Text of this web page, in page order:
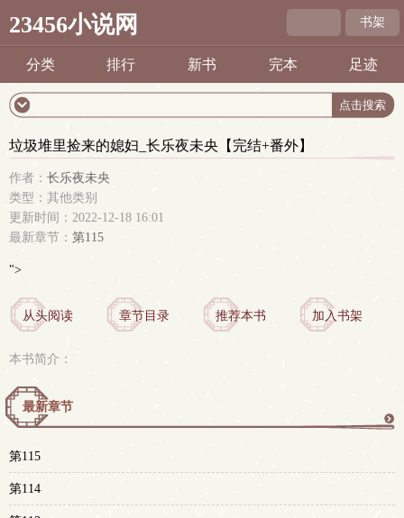
23456小说网 书架
分类 排行 新书 完本 足迹
垃圾堆里捡来的媳妇_长乐夜未央【完结+番外】
作者： 长乐夜未央
类型：其他类别
更新时间：2022-12-18 16:01
最新章节： 第115
">
从头阅读 章节目录 推荐本书 加入书架
本书简介：
最新章节
第115
第114